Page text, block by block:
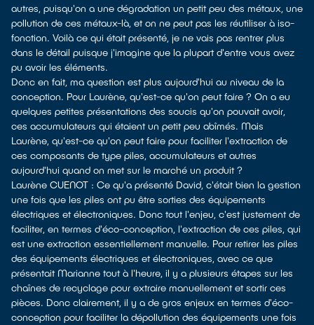
autres, puisqu'on a une dégradation un petit peu des métaux, une
pollution de ces métaux-là, et on ne peut pas les réutiliser à iso-
fonction. Voilà ce qui était présenté, je ne vais pas rentrer plus
dans le détail puisque j'imagine que la plupart d'entre vous avez
pu avoir les éléments.
Donc en fait, ma question est plus aujourd'hui au niveau de la
conception. Pour Laurène, qu'est-ce qu'on peut faire ? On a eu
quelques petites présentations des soucis qu'on pouvait avoir,
ces accumulateurs qui étaient un petit peu abîmés. Mais
Laurène, qu'est-ce qu'on peut faire pour faciliter l'extraction de
ces composants de type piles, accumulateurs et autres
aujourd'hui quand on met sur le marché un produit ?
Laurène CUENOT : Ce qu'a présenté David, c'était bien la gestion
une fois que les piles ont pu être sorties des équipements
électriques et électroniques. Donc tout l'enjeu, c'est justement de
faciliter, en termes d'éco-conception, l'extraction de ces piles, qui
est une extraction essentiellement manuelle. Pour retirer les piles
des équipements électriques et électroniques, avec ce que
présentait Marianne tout à l'heure, il y a plusieurs étapes sur les
chaînes de recyclage pour extraire manuellement et sortir ces
pièces. Donc clairement, il y a de gros enjeux en termes d'éco-
conception pour faciliter la dépollution des équipements une fois